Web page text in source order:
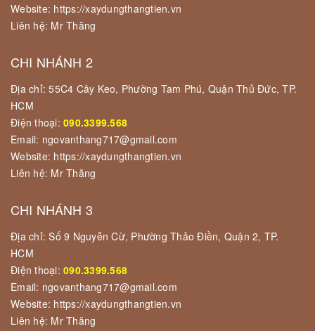
Website: https://xaydungthangtien.vn
Liên hệ: Mr Thăng
CHI NHÁNH 2
Địa chỉ: 55C4 Cây Keo, Phường Tam Phú, Quận Thủ Đức, TP.
HCM
Điện thoại: 090.3399.568
Email: ngovanthang717@gmail.com
Website: https://xaydungthangtien.vn
Liên hệ: Mr Thăng
CHI NHÁNH 3
Địa chỉ: Số 9 Nguyễn Cừ, Phường Thảo Điền, Quận 2, TP.
HCM
Điện thoại: 090.3399.568
Email: ngovanthang717@gmail.com
Website: https://xaydungthangtien.vn
Liên hệ: Mr Thăng